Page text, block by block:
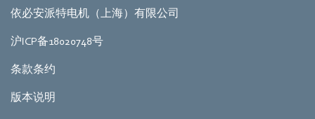
依必安派特电机（上海）有限公司
沪ICP备18020748号
条款条约
版本说明